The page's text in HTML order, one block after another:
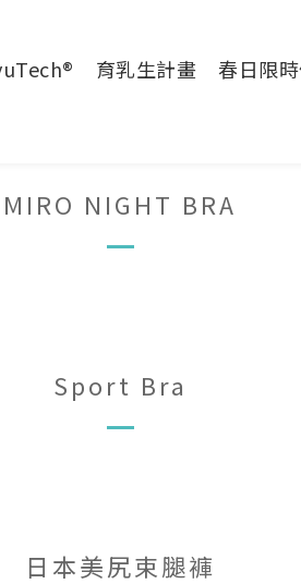
育乳生計畫 春日限
MIRO NIGHT BRA
Sport Bra
日本美尻束腿褲